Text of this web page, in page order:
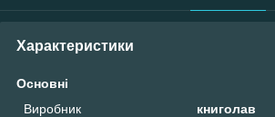
Характеристики
Основні
Виробник
книголав